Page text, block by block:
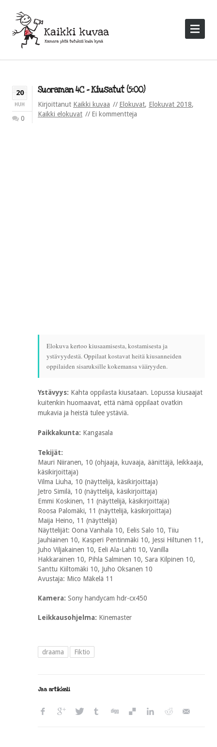
20
HUH
0
Suoraman 4C – Kiusatut (5:00)
Kirjoittanut Kaikki kuvaa Elokuvat, Elokuvat 2018,
Kaikki elokuvat
Ei kommentteja
Elokuva kertoo kiusaamisesta, kostamisesta ja
ystävyydestä. Oppilaat kostavat heitä kiusanneiden
oppilaiden sisaruksille kokemansa vääryyden.
Ystävyys: Kahta oppilasta kiusataan. Lopussa kiusaajat
kuitenkin huomaavat, että nämä oppilaat ovatkin
mukavia ja heistä tulee ystäviä.
Paikkakunta: Kangasala
Tekijät:
Mauri Niiranen, 10 (ohjaaja, kuvaaja, äänittäjä, leikkaaja,
käsikirjoittaja)
Vilma Liuha, 10 (näyttelijä, käsikirjoittaja)
Jetro Similä, 10 (näyttelijä, käsikirjoittaja)
Emmi Koskinen, 11 (näyttelijä, käsikirjoittaja)
Roosa Palomäki, 11 (näyttelijä, käsikirjoittaja)
Maija Heino, 11 (näyttelijä)
Näyttelijät: Oona Vanhala 10, Eelis Salo 10, Tiiu
Jauhiainen 10, Kasperi Pentinmäki 10, Jessi Hiltunen 11,
Juho Viljakainen 10, Eeli Ala-Lahti 10, Vanilla
Hakkarainen 10, Pihla Salminen 10, Sara Kilpinen 10,
Santtu Kiiltomäki 10, Juho Oksanen 10
Avustaja: Mico Mäkelä 11
Kamera: Sony handycam hdr-cx450
Leikkausohjelma: Kinemaster
draama Fiktio
Jaa artikkeli